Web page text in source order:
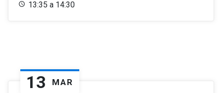
13:35 a 14:30
13 MAR